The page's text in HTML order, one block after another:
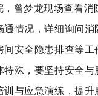
，曾梦龙现场查看
通情况，详细询问消
安全隐患排查等工
特殊，要坚持安全
训与应急演练，提升